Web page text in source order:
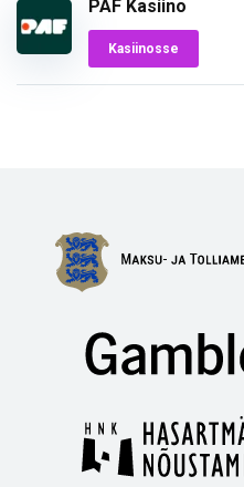
PAF Kasiino
Kasiinosse